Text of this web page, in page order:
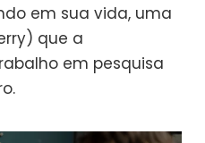
em sua vida, uma
que a
em pesquisa